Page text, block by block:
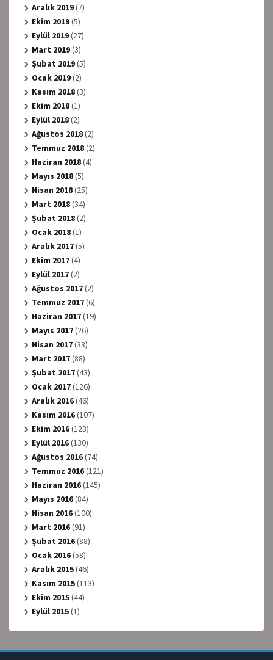
Aralık 2019(7)
Ekim 2019(5)
Eylül 2019(27)
Mart 2019(3)
Şubat 2019(5)
Ocak 2019(2)
Kasım 2018(3)
Ekim 2018(1)
Eylül 2018(2)
Ağustos 2018(2)
Temmuz 2018(2)
Haziran 2018(4)
Mayıs 2018(5)
Nisan 2018(25)
Mart 2018(34)
Şubat 2018(2)
Ocak 2018(1)
Aralık 2017(5)
Ekim 2017(4)
Eylül 2017(2)
Ağustos 2017(2)
Temmuz 2017(6)
Haziran 2017(19)
Mayıs 2017(26)
Nisan 2017(33)
Mart 2017(88)
Şubat 2017(43)
Ocak 2017(126)
Aralık 2016(46)
Kasım 2016(107)
Ekim 2016(123)
Eylül 2016(130)
Ağustos 2016(74)
Temmuz 2016(121)
Haziran 2016(145)
Mayıs 2016(84)
Nisan 2016(100)
Mart 2016(91)
Şubat 2016(88)
Ocak 2016(58)
Aralık 2015(46)
Kasım 2015(113)
Ekim 2015(44)
Eylül 2015(1)